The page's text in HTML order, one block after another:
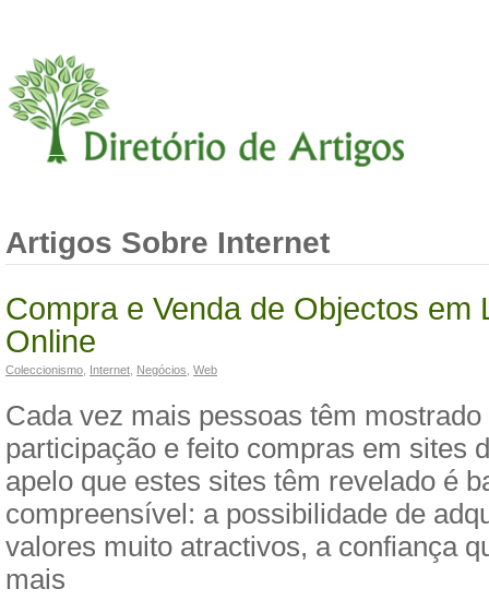
Artigos Sobre Internet
Compra e Venda de Objectos em
Online
Coleccionismo Internet Negócios Web
Cada vez mais pessoas têm
participação e feito compras em sites
apelo que estes sites têm revelado é
compreensível: a possibilidade de
valores muito atractivos, a confiança
mais